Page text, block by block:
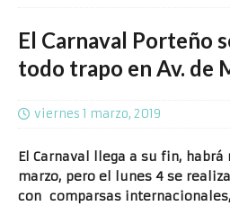
El Carnaval Porteño
todo trapo en Av. de
viernes 1 marzo, 2019
El Carnaval llega a su fin,
marzo, pero el lunes 4 se
con comparsas